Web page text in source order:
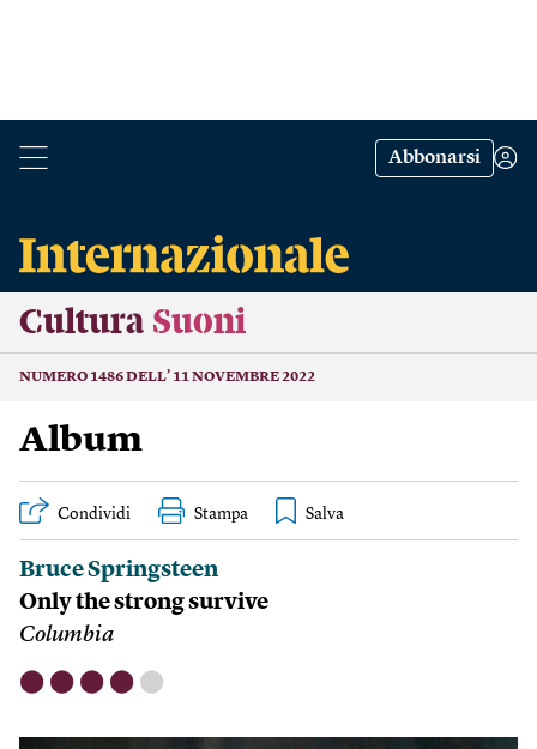
Abbonarsi
Cultura Suoni
NUMERO 1486 DELL’ 11 NOVEMBRE 2022
Album
Condividi Stampa
Bruce Springsteen
Only the strong survive
Columbia
⬤ ⬤ ⬤ ⬤ ⬤